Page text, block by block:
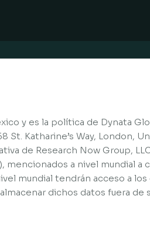
y es la política de Dynata
Katharine’s Way, London,
de Research Now Group,
mencionados a nivel mundial
mundial tendrán acceso a
dichos datos fuera de